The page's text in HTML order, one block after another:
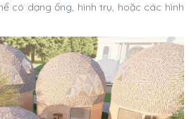
có dạng ống, hình trụ, hoặc các hình